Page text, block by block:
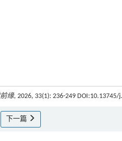
缘, 2026, 33(1): 236-249 DOI:10.13745/
下一篇